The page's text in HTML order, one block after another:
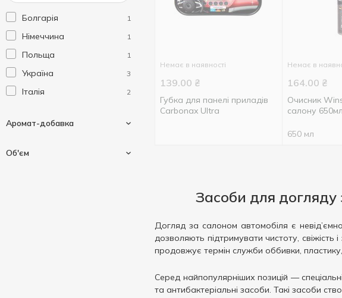
Болгарія 1
Німеччина 1
Польща 1
Україна 3
Італія 2
Аромат-добавка
Об'єм
Немає в наявності
139.00 ₴
Губка для панелі приладів
Carbonax Ultra
Немає в
164.00 ₴
Очисник
салону 650мл
650 мл
Засоби для догляду
Догляд за салоном автомобіля є
дозволяють підтримувати чистоту,
продовжує термін служби оббивки,
Серед найпопулярніших позицій —
та антибактеріальні засоби. Такі засоби